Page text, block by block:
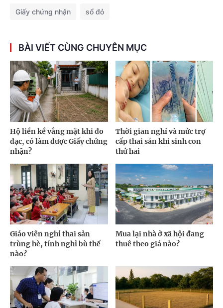
Giấy chứng nhận sổ đỏ
BÀI VIẾT CÙNG CHUYÊN MỤC
Hộ liền kề vắng mặt khi đo
đạc, có làm được Giấy chứng
nhận?
Thời gian nghỉ và mức trợ
cấp thai sản khi sinh con
thứ hai
Giáo viên nghỉ thai sản
trùng hè, tính nghỉ bù thế
nào?
Mua lại nhà ở xã hội đang
thuê theo giá nào?